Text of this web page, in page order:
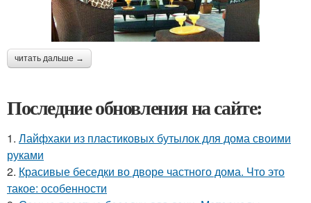
читать дальше →
Последние обновления на сайте:
1. Лайфхаки из пластиковых бутылок для дома своими
руками
2. Красивые беседки во дворе частного дома. Что это
такое: особенности